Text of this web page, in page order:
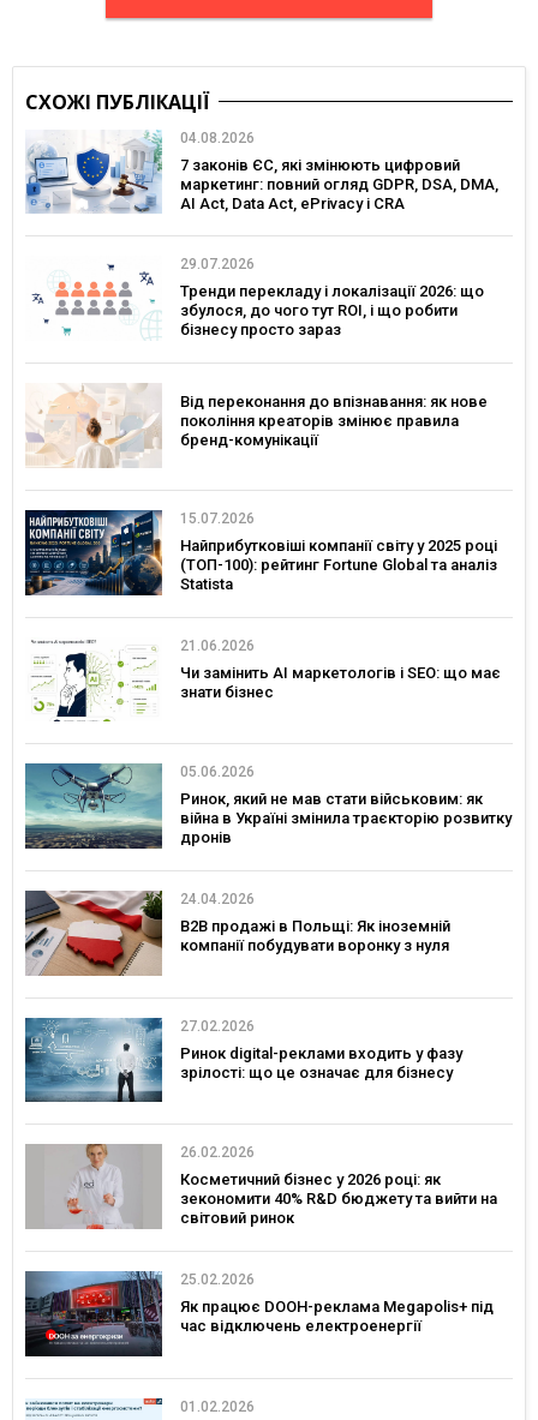
СХОЖІ ПУБЛІКАЦІЇ
04.08.2026
7 законів ЄС, які змінюють цифровий
маркетинг: повний огляд GDPR, DSA, DMA,
AI Act, Data Act, ePrivacy і CRA
29.07.2026
Тренди перекладу і локалізації 2026: що
збулося, до чого тут ROI, і що робити
бізнесу просто зараз
Від переконання до впізнавання: як нове
покоління креаторів змінює правила
бренд-комунікації
15.07.2026
Найприбутковіші компанії світу у 2025 році
(ТОП-100): рейтинг Fortune Global та аналіз
Statista
21.06.2026
Чи замінить AI маркетологів і SEO: що має
знати бізнес
05.06.2026
Ринок, який не мав стати військовим: як
війна в Україні змінила траєкторію розвитку
дронів
24.04.2026
B2B продажі в Польщі: Як іноземній
компанії побудувати воронку з нуля
27.02.2026
Ринок digital-реклами входить у фазу
зрілості: що це означає для бізнесу
26.02.2026
Косметичний бізнес у 2026 році: як
зекономити 40% R&D бюджету та вийти на
світовий ринок
25.02.2026
Як працює DOOH-реклама Megapolis+ під
час відключень електроенергії
01.02.2026